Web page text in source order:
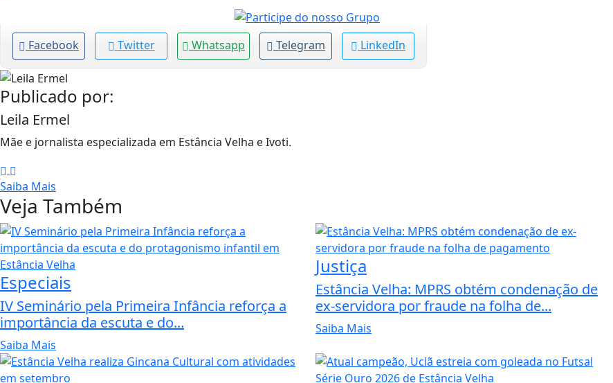
Facebook Twitter Whatsapp Telegram LinkedIn
Publicado por:
Leila Ermel
Mãe e jornalista especializada em Estância Velha e Ivoti.
Saiba Mais
Veja Também
Especiais
IV Seminário pela Primeira Infância reforça a
importância da escuta e do...
Saiba Mais
Justiça
Estância Velha: MPRS obtém condenação de
ex-servidora por fraude na folha de...
Saiba Mais